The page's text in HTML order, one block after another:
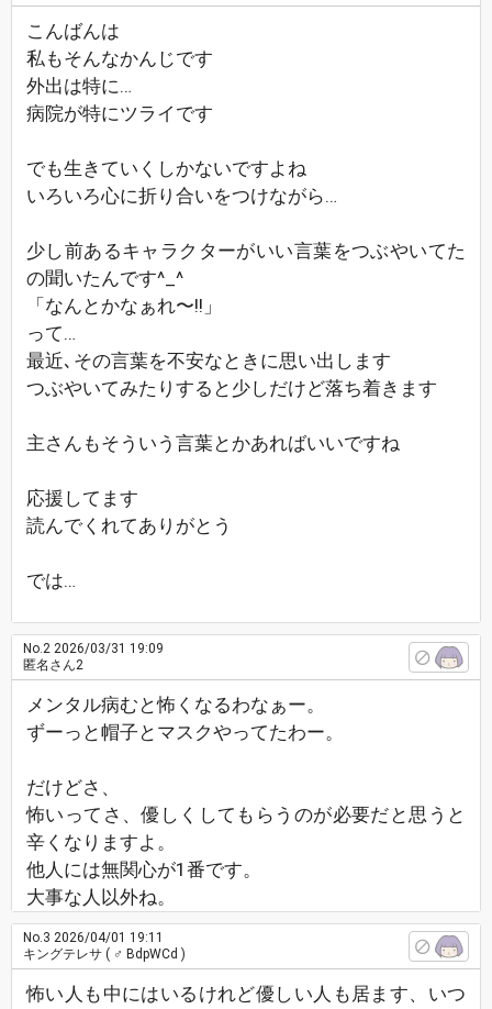
こんばんは
私もそんなかんじです
外出は特に…
病院が特にツライです
でも生きていくしかないですよね
いろいろ心に折り合いをつけながら…
少し前あるキャラクターがいい言葉をつぶやいてた
の聞いたんです^_^
「なんとかなぁれ〜!!」
って…
最近､その言葉を不安なときに思い出します
つぶやいてみたりすると少しだけど落ち着きます
主さんもそういう言葉とかあればいいですね
応援してます
読んでくれてありがとう
では…
No.2 2026/03/31 19:09
匿名さん2
メンタル病むと怖くなるわなぁー。
ずーっと帽子とマスクやってたわー。
だけどさ、
怖いってさ、優しくしてもらうのが必要だと思うと
辛くなりますよ。
他人には無関心が1番です。
大事な人以外ね。
No.3 2026/04/01 19:11
キングテレサ ( ♂ BdpWCd )
怖い人も中にはいるけれど優しい人も居ます、いつ